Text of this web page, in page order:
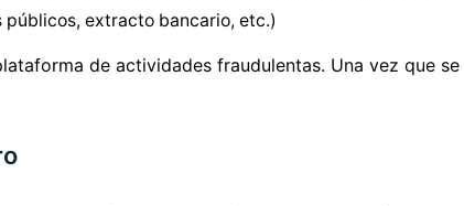
extracto bancario, etc.)
de actividades fraudulentas. Una vez que